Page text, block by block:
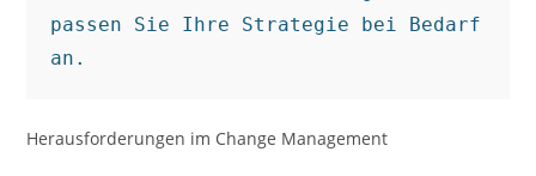
passen Sie Ihre Strategie bei Bedarf
an.
Herausforderungen im Change Management